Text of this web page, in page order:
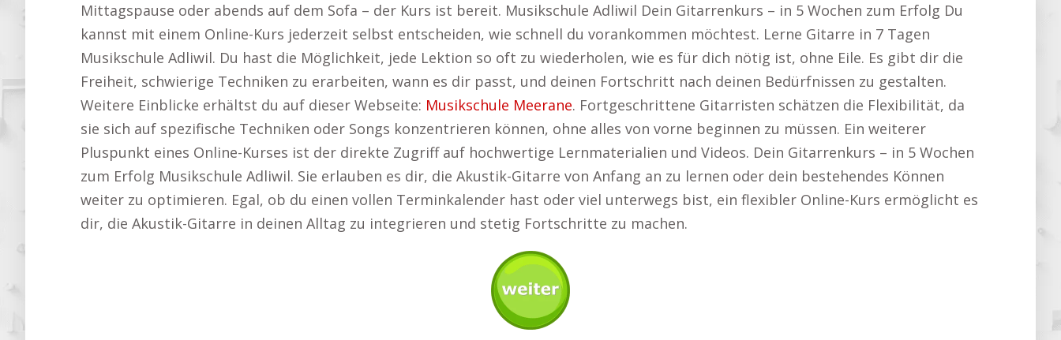
Mittagspause oder abends auf dem Sofa – der Kurs ist bereit. Musikschule Adliwil Dein Gitarrenkurs – in 5 Wochen zum Erfolg Du
kannst mit einem Online-Kurs jederzeit selbst entscheiden, wie schnell du vorankommen möchtest. Lerne Gitarre in 7 Tagen
Musikschule Adliwil. Du hast die Möglichkeit, jede Lektion so oft zu wiederholen, wie es für dich nötig ist, ohne Eile. Es gibt dir die
Freiheit, schwierige Techniken zu erarbeiten, wann es dir passt, und deinen Fortschritt nach deinen Bedürfnissen zu gestalten.
Weitere Einblicke erhältst du auf dieser Webseite: Musikschule Meerane. Fortgeschrittene Gitarristen schätzen die Flexibilität, da
sie sich auf spezifische Techniken oder Songs konzentrieren können, ohne alles von vorne beginnen zu müssen. Ein weiterer
Pluspunkt eines Online-Kurses ist der direkte Zugriff auf hochwertige Lernmaterialien und Videos. Dein Gitarrenkurs – in 5 Wochen
zum Erfolg Musikschule Adliwil. Sie erlauben es dir, die Akustik-Gitarre von Anfang an zu lernen oder dein bestehendes Können
weiter zu optimieren. Egal, ob du einen vollen Terminkalender hast oder viel unterwegs bist, ein flexibler Online-Kurs ermöglicht es
dir, die Akustik-Gitarre in deinen Alltag zu integrieren und stetig Fortschritte zu machen.